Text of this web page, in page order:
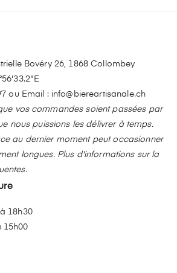
Bovéry 26, 1868 Collombey
ou Email : info@biereartisanale.ch
vos commandes soient passées par
nous puissions les délivrer à temps.
au dernier moment peut occasionner
longues. Plus d'informations sur la
18h30
15h00